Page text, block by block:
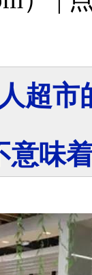
超市
意味